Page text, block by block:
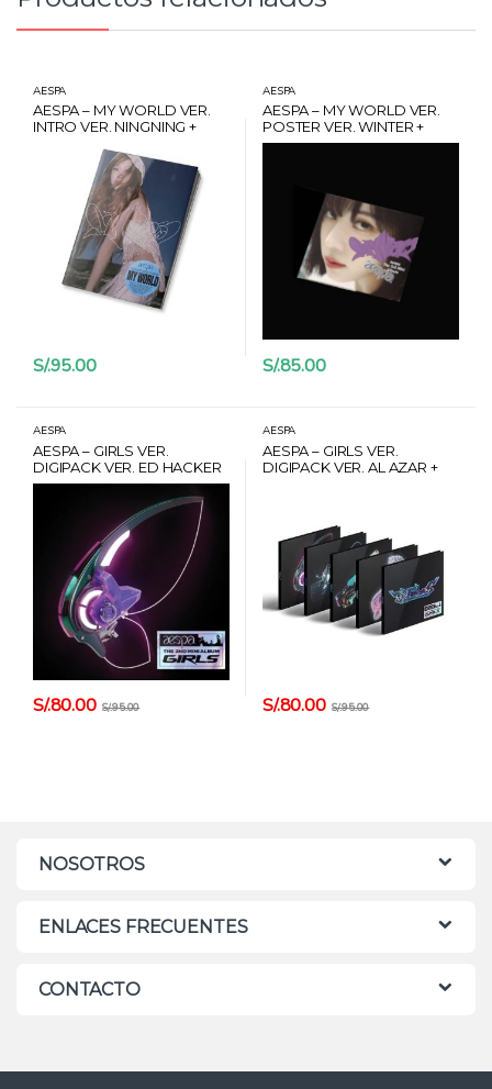
AESPA
AESPA – MY WORLD VER.
INTRO VER. NINGNING +
S/.95.00
AESPA
AESPA – MY WORLD VER.
POSTER VER. WINTER +
POSTER + CARD HANTEO
S/.85.00
AESPA
AESPA – GIRLS VER.
DIGIPACK VER. ED HACKER
(NINGNING) + POSTER +
S/.80.00 S/.95.00
AESPA
AESPA – GIRLS VER.
DIGIPACK VER. AL AZAR +
S/.80.00 S/.95.00
NOSOTROS
ENLACES FRECUENTES
CONTACTO